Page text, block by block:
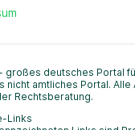
deutsches Portal
nicht amtliches Portal. Alle
Rechtsberatung.
Links